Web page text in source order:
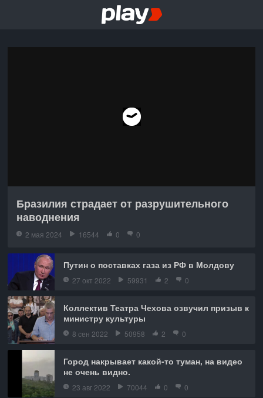
Бразилия страдает от разрушительного
наводнения
2 мая 2024 16544 0 0
Путин о поставках газа из РФ в Молдову
27 окт 2022 59931 2 0
Коллектив Театра Чехова озвучил призыв к
министру культуры
8 сен 2022 50958 2 0
Город накрывает какой-то туман, на видео
не очень видно.
23 авг 2022 70044 0 0